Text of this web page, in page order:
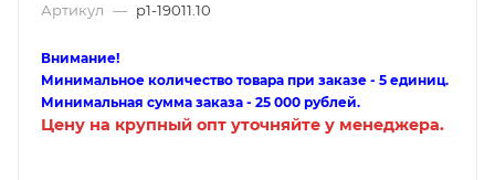
Артикул — p1-19011.10
Внимание!
Минимальное количество товара при заказе - 5 единиц.
Минимальная сумма заказа - 25 000 рублей.
Цену на крупный опт уточняйте у менеджера.